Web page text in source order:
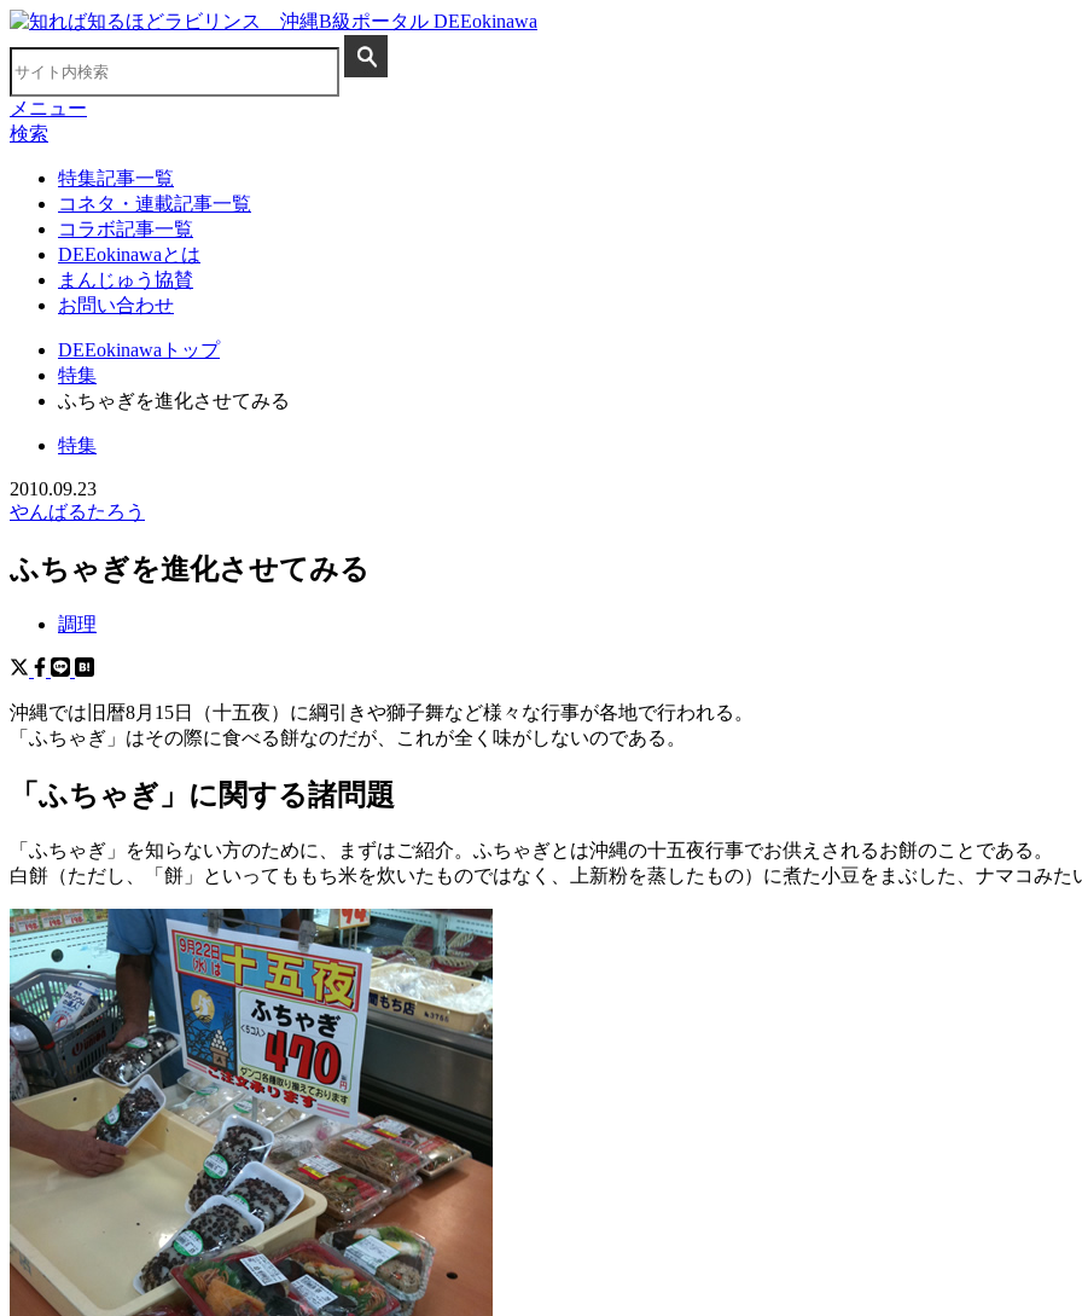
メニュー
検索
特集記事一覧
コネタ・連載記事一覧
コラボ記事一覧
DEEokinawaとは
まんじゅう協賛
お問い合わせ
DEEokinawaトップ
特集
ふちゃぎを進化させてみる
特集
2010.09.23
やんばるたろう
ふちゃぎを進化させてみる
調理
沖縄では旧暦8月15日（十五夜）に綱引きや獅子舞など様々な行事が各地で行われる。
「ふちゃぎ」はその際に食べる餅なのだが、これが全く味がしないのである。
「ふちゃぎ」に関する諸問題
「ふちゃぎ」を知らない方のために、まずはご紹介。ふちゃぎとは沖縄の十五夜行事でお供えされるお餅のことである。
白餅（ただし、「餅」といってももち米を炊いたものではなく、上新粉を蒸したもの）に煮た小豆をまぶした、ナマコみた